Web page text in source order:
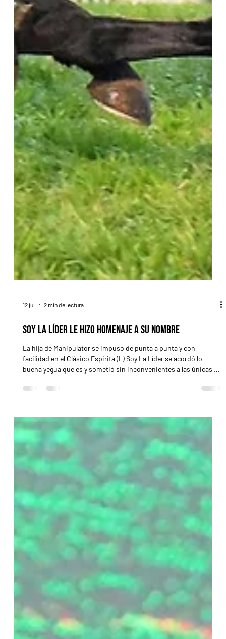
12 jul 2 min de lectura
Soy La Líder le hizo homenaje a su nombre
La hija de Manipulator se impuso de punta a punta y con
facilidad en el Clásico Espirita (L) Soy La Líder se acordó lo
buena yegua que es y sometió sin inconvenientes a las únicas 3
rivales que le salieron al cruce en una devaluada versión del
Clásico Espirita (L-2000 m, césped normal), la carrera que
completó el doblete jerárquico al cabo de la entretenida jornada
que se vivió el sábado en el Hipódromo de San Isidro. Una de las
mejores potrancas de su generación en el Hipódr